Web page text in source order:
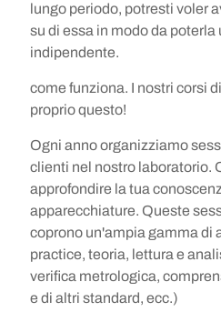
lungo periodo, potresti voler
su di essa in modo da
indipendente.
come funziona. I nostri corsi
proprio questo!
Ogni anno organizziamo
clienti nel nostro laboratorio.
approfondire la tua
apparecchiature. Queste
coprono un'ampia gamma di
practice, teoria, lettura e
verifica metrologica,
e di altri standard, ecc.)